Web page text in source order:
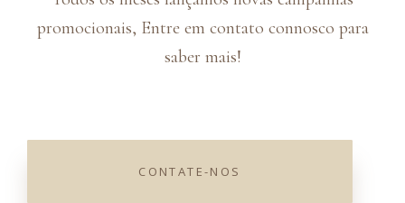
promocionais, Entre em contato connosco para
saber mais!
CONTATE-NOS